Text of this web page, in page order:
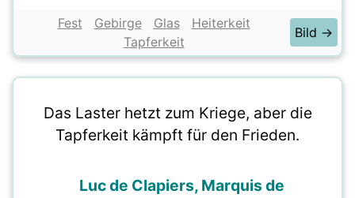
Fest Gebirge Glas
Heiterkeit
Tapferkeit
Bild →
Das Laster hetzt zum Kriege, aber die
Tapferkeit kämpft für den Frieden.
Luc de Clapiers, Marquis de